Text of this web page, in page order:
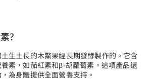
?
生土長的木鱉果經長期發酵製作的。它含
素，如茄紅素和β-胡蘿蔔素。這項產品還
為身體提供全面營養支持。